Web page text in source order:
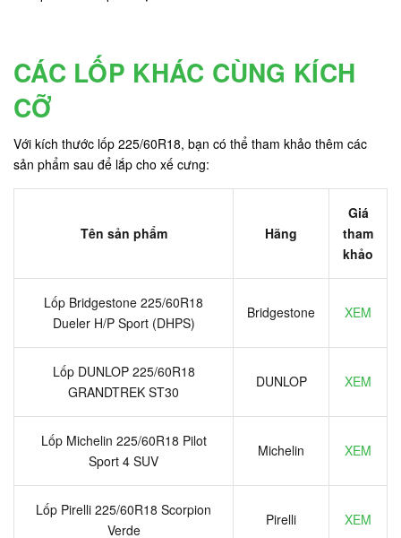
CÁC LỐP KHÁC CÙNG KÍCH
CỠ
Với kích thước lốp 225/60R18, bạn có thể tham khảo thêm các
sản phẩm sau để lắp cho xế cưng:
Tên sản phẩm Hãng
Giá
tham
khảo
Lốp Bridgestone 225/60R18
Dueler H/P Sport (DHPS)
Bridgestone XEM
Lốp DUNLOP 225/60R18
GRANDTREK ST30
DUNLOP XEM
Lốp Michelin 225/60R18 Pilot
Sport 4 SUV
Michelin XEM
Lốp Pirelli 225/60R18 Scorpion
Verde
Pirelli XEM